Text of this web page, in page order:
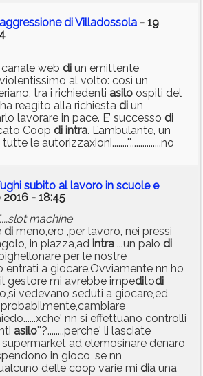
di Villadossola - 19
web di un emittente
al volto: così un
tra i richiedenti asilo ospiti del
reagito alla richiesta di un
lavorare in pace. E’ successo di
Coop di intra. L’ambulante, un
le autorizzaxioni........''...............no
subito al lavoro in scuole e
- 18:45
machine
di meno,ero ,per lavoro, nei pressi
in piazza,ad intra ...un paio di
per le nostre
a giocare.Ovviamente nn ho
gestore mi avrebbe impeditodi
vedevano seduti a giocare,ed
nn si effettuano controlli
asilo''?........perche' li lasciate
ad elemosinare denaro
in gioco ,se nn
delle coop varie mi dia una